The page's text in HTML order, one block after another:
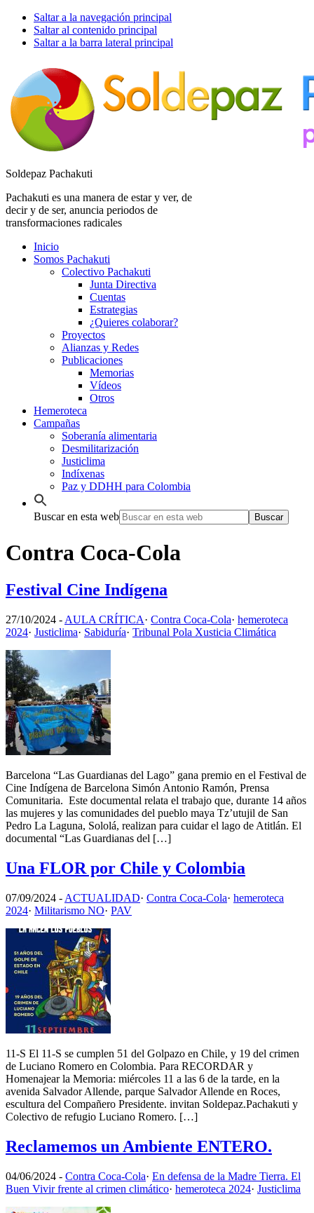
Saltar a la navegación principal
Saltar al contenido principal
Saltar a la barra lateral principal
Soldepaz Pachakuti
Pachakuti es una manera de estar y ver, de
decir y de ser, anuncia periodos de
transformaciones radicales
Inicio
Somos Pachakuti
Colectivo Pachakuti
Junta Directiva
Cuentas
Estrategias
¿Quieres colaborar?
Proyectos
Alianzas y Redes
Publicaciones
Memorias
Vídeos
Otros
Hemeroteca
Campañas
Soberanía alimentaria
Desmilitarización
Justiclima
Indíxenas
Paz y DDHH para Colombia
Buscar en esta web
Contra Coca-Cola
Festival Cine Indígena
27/10/2024 - AULA CRÍTICA· Contra Coca-Cola· hemeroteca
2024· Justiclima· Sabiduría· Tribunal Pola Xusticia Climática
Barcelona “Las Guardianas del Lago” gana premio en el Festival de
Cine Indígena de Barcelona Simón Antonio Ramón, Prensa
Comunitaria. Este documental relata el trabajo que, durante 14 años
las mujeres y las comunidades del pueblo maya Tz’utujil de San
Pedro La Laguna, Sololá, realizan para cuidar el lago de Atitlán. El
documental “Las Guardianas del […]
Una FLOR por Chile y Colombia
07/09/2024 - ACTUALIDAD· Contra Coca-Cola· hemeroteca
2024· Militarismo NO· PAV
11-S El 11-S se cumplen 51 del Golpazo en Chile, y 19 del crimen
de Luciano Romero en Colombia. Para RECORDAR y
Homenajear la Memoria: miércoles 11 a las 6 de la tarde, en la
avenida Salvador Allende, parque Salvador Allende en Roces,
escultura del Compañero Presidente. invitan Soldepaz.Pachakuti y
Colectivo de refugio Luciano Romero. […]
Reclamemos un Ambiente ENTERO.
04/06/2024 - Contra Coca-Cola· En defensa de la Madre Tierra. El
Buen Vivir frente al crimen climático· hemeroteca 2024· Justiclima